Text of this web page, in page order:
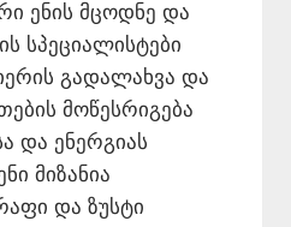
ენის მცოდნე და
სპეციალისტები
გადალახვა და
მოწესრიგება
და ენერგიას
მიზანია
და ზუსტი